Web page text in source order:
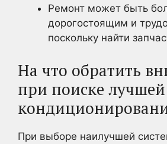
Ремонт может быть
дорогостоящим и
поскольку найти
На что обратить
при поиске
При выборе наилучшей